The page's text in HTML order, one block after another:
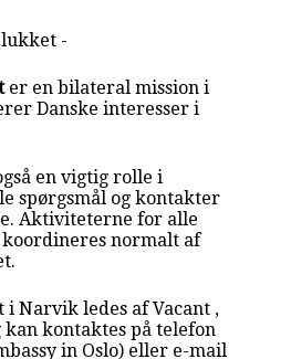
-
er en bilateral mission i
Danske interesser i
en vigtig rolle i
spørgsmål og kontakter
Aktiviteterne for alle
normalt af
i Narvik ledes af Vacant ,
kan kontaktes på telefon
in Oslo) eller e-mail